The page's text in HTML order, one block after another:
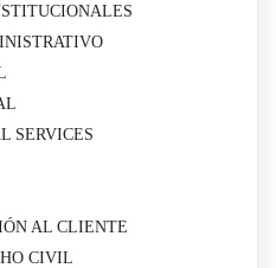
SERVICES
AL CLIENTE
CIVIL